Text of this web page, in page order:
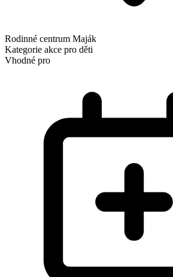
Rodinné centrum Maják
Kategorie akce pro děti
Vhodné pro